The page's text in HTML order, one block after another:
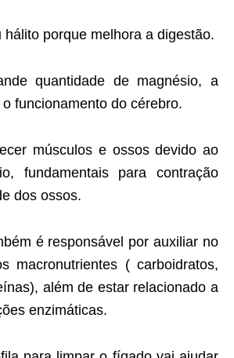
hálito porque melhora a digestão.
quantidade de magnésio, a
funcionamento do cérebro.
músculos e ossos devido ao
fundamentais para contração
dos ossos.
é responsável por auxiliar no
macronutrientes ( carboidratos,
além de estar relacionado a
enzimáticas.